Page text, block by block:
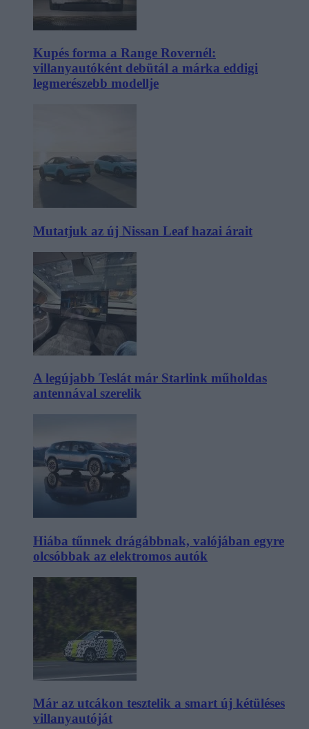
Kupés forma a Range Rovernél:
villanyautóként debütál a márka eddigi
legmerészebb modellje
Mutatjuk az új Nissan Leaf hazai árait
A legújabb Teslát már Starlink műholdas
antennával szerelik
Hiába tűnnek drágábbnak, valójában egyre
olcsóbbak az elektromos autók
Már az utcákon tesztelik a smart új kétüléses
villanyautóját